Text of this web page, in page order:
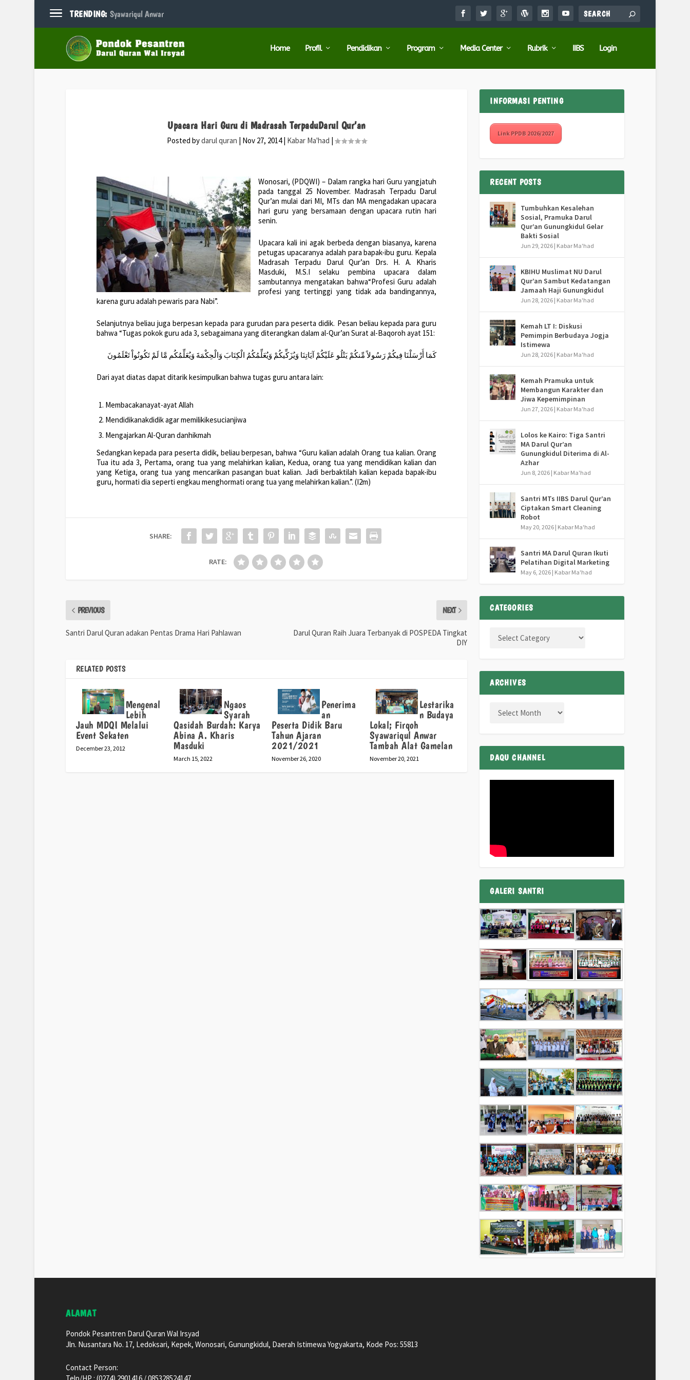
TRENDING: Syawariqul Anwar
Home Profil Pendidikan Program Media Center Rubrik IIBS Login
Upacara Hari Guru di Madrasah TerpaduDarul Qur’an
Posted bydarul quran Nov 27, 2014| Kabar Ma'had
Wonosari, (PDQWI) – Dalam rangka hari Guru yangjatuh
pada tanggal 25 November. Madrasah Terpadu Darul
Qur’an mulai dari MI, MTs dan MA mengadakan upacara
hari guru yang bersamaan dengan upacara rutin hari
senin.
Upacara kali ini agak berbeda dengan biasanya, karena
petugas upacaranya adalah para bapak-ibu guru. Kepala
Madrasah Terpadu Darul Qur’an Drs. H. A. Kharis
Masduki, M.S.I selaku pembina upacara dalam
sambutannya mengatakan bahwa“Profesi Guru adalah
profesi yang tertinggi yang tidak ada bandingannya,
karena guru adalah pewaris para Nabi”.
Selanjutnya beliau juga berpesan kepada para gurudan para peserta didik. Pesan beliau kepada para guru
bahwa “Tugas pokok guru ada 3, sebagaimana yang diterangkan dalam al-Qur’an Surat al-Baqoroh ayat 151:
كَمَا أَرْسَلْنَا فِيكُمْ رَسُولاً مِّنكُمْ يَتْلُو عَلَيْكُمْ آيَاتِنَا وَيُزَكِّيكُمْ وَيُعَلِّمُكُمُ الْكِتَابَ وَالْحِكْمَةَ وَيُعَلِّمُكُم مَّا لَمْ تَكُونُواْ تَعْلَمُونَ
Dari ayat diatas dapat ditarik kesimpulkan bahwa tugas guru antara lain:
Membacakanayat-ayat Allah
Mendidikanakdidik agar memilikikesucianjiwa
Mengajarkan Al-Quran danhikmah
Sedangkan kepada para peserta didik, beliau berpesan, bahwa “Guru kalian adalah Orang tua kalian. Orang
Tua itu ada 3, Pertama, orang tua yang melahirkan kalian, Kedua, orang tua yang mendidikan kalian dan
yang Ketiga, orang tua yang mencarikan pasangan buat kalian. Jadi berbaktilah kalian kepada bapak-ibu
guru, hormati dia seperti engkau menghormati orang tua yang melahirkan kalian.”. (I2m)
SHARE:
RATE:
PREVIOUS
Santri Darul Quran adakan Pentas Drama Hari Pahlawan
NEXT
Darul Quran Raih Juara Terbanyak di POSPEDA Tingkat
DIY
RELATED POSTS
Mengenal
Lebih
Jauh MDQI Melalui
Event Sekaten
December 23, 2012
Ngaos
Syarah
Qasidah Burdah: Karya
Abina A. Kharis
Masduki
March 15, 2022
Penerima
an
Peserta Didik Baru
Tahun Ajaran
2021/2021
November 26, 2020
Lestarika
n Budaya
Lokal; Firqoh
Syawariqul Anwar
Tambah Alat Gamelan
November 20, 2021
INFORMASI PENTING
Link PPDB 2026/2027
RECENT POSTS
Tumbuhkan Kesalehan
Sosial, Pramuka Darul
Qur’an Gunungkidul Gelar
Bakti Sosial
Jun 29, 2026 | Kabar Ma'had
KBIHU Muslimat NU Darul
Qur’an Sambut Kedatangan
Jamaah Haji Gunungkidul
Jun 28, 2026 | Kabar Ma'had
Kemah LT I: Diskusi
Pemimpin Berbudaya Jogja
Istimewa
Jun 28, 2026 | Kabar Ma'had
Kemah Pramuka untuk
Membangun Karakter dan
Jiwa Kepemimpinan
Jun 27, 2026 | Kabar Ma'had
Lolos ke Kairo: Tiga Santri
MA Darul Qur’an
Gunungkidul Diterima di Al-
Azhar
Jun 8, 2026 | Kabar Ma'had
Santri MTs IIBS Darul Qur’an
Ciptakan Smart Cleaning
Robot
May 20, 2026 | Kabar Ma'had
Santri MA Darul Quran Ikuti
Pelatihan Digital Marketing
May 6, 2026 | Kabar Ma'had
CATEGORIES
ARCHIVES
DAQU CHANNEL
GALERI SANTRI
ALAMAT
Pondok Pesantren Darul Quran Wal Irsyad
Jln. Nusantara No. 17, Ledoksari, Kepek, Wonosari, Gunungkidul, Daerah Istimewa Yogyakarta, Kode Pos: 55813
Contact Person: